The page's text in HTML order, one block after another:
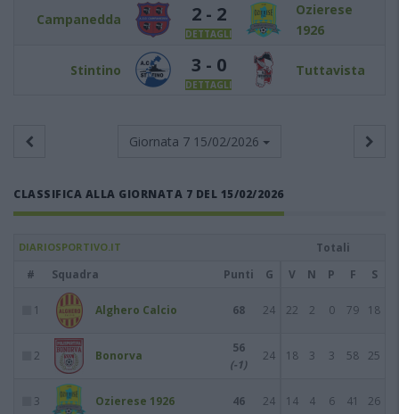
Campanedda 2 - 2
DETTAGLI
Ozierese
1926
Stintino 3 - 0
DETTAGLI
Tuttavista
Giornata 7 15/02/2026
CLASSIFICA ALLA GIORNATA 7 DEL 15/02/2026
DIARIOSPORTIVO.IT
Totali
#
Squadra Punti G V N P F S
1 Alghero Calcio 68 24 22 2 0 79 18
2 Bonorva
56
(-1)
24 18 3 3 58 25
3 Ozierese 1926 46 24 14 4 6 41 26